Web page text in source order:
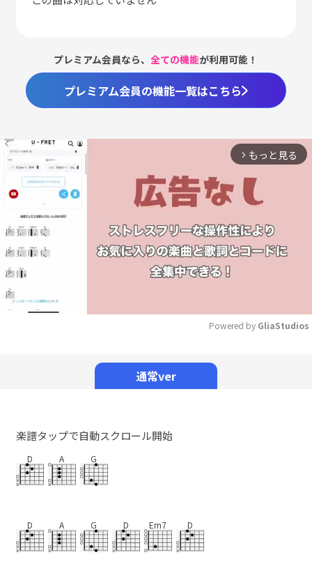
プレミアム会員なら、全ての機能が利用可能！
プレミアム会員の機能一覧はこちら
arrow_forward_ios もっと見る
Powered by GliaStudios
通常ver
楽譜タップで自動スクロール開始
D A G
D A G D Em7 D